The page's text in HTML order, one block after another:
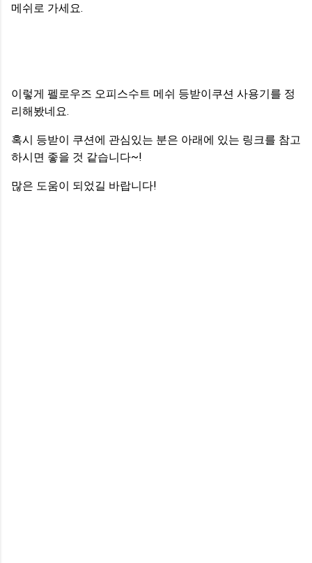
메쉬로 가세요.
이렇게 펠로우즈 오피스수트 메쉬 등받이쿠션 사용기를 정
리해봤네요.
혹시 등받이 쿠션에 관심있는 분은 아래에 있는 링크를 참고
하시면 좋을 것 같습니다~!
많은 도움이 되었길 바랍니다!